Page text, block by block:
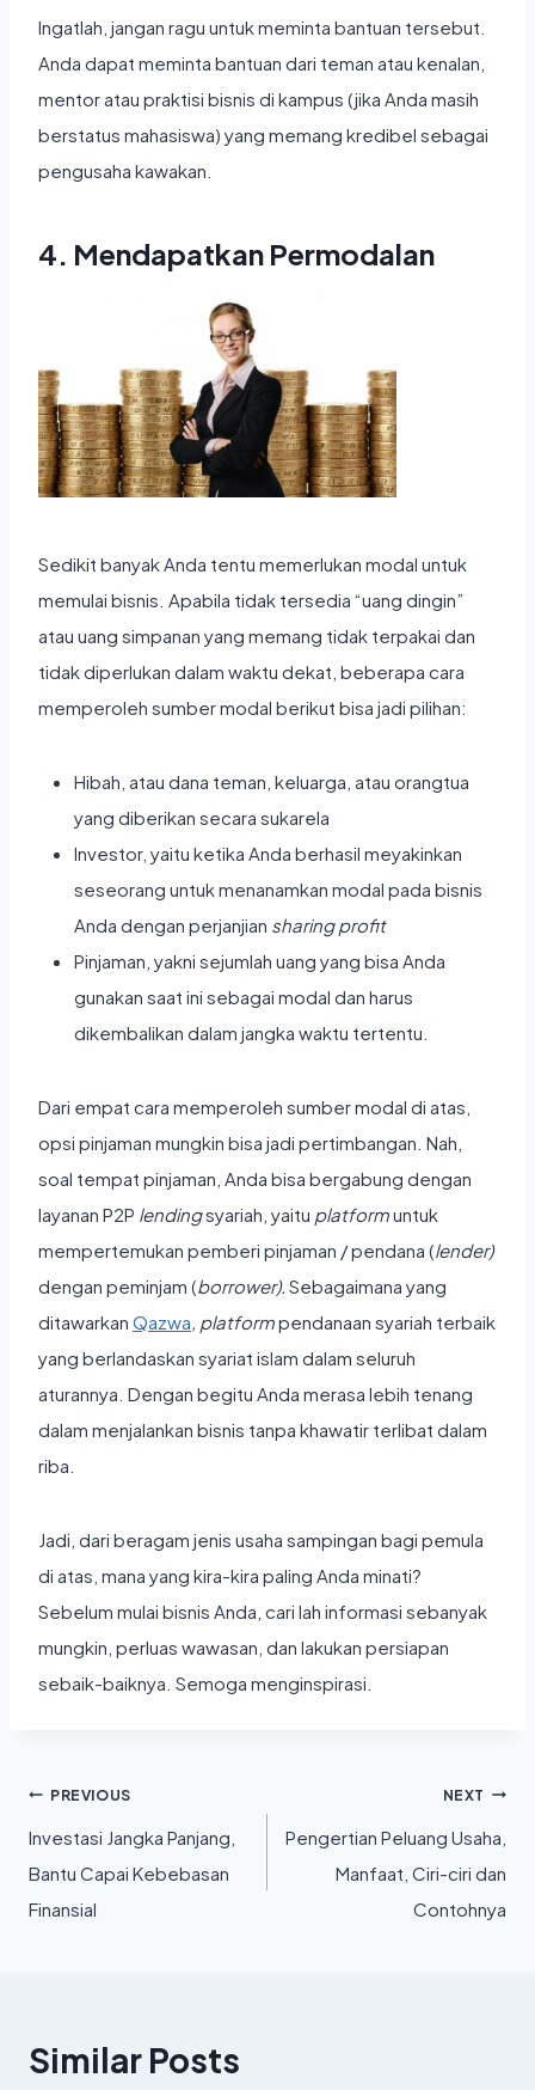
Ingatlah, jangan ragu untuk meminta bantuan tersebut.
Anda dapat meminta bantuan dari teman atau kenalan,
mentor atau praktisi bisnis di kampus (jika Anda masih
berstatus mahasiswa) yang memang kredibel sebagai
pengusaha kawakan.
4. Mendapatkan Permodalan
Sedikit banyak Anda tentu memerlukan modal untuk
memulai bisnis. Apabila tidak tersedia “uang dingin”
atau uang simpanan yang memang tidak terpakai dan
tidak diperlukan dalam waktu dekat, beberapa cara
memperoleh sumber modal berikut bisa jadi pilihan:
Hibah, atau dana teman, keluarga, atau orangtua
yang diberikan secara sukarela
Investor, yaitu ketika Anda berhasil meyakinkan
seseorang untuk menanamkan modal pada bisnis
Anda dengan perjanjian sharing profit
Pinjaman, yakni sejumlah uang yang bisa Anda
gunakan saat ini sebagai modal dan harus
dikembalikan dalam jangka waktu tertentu.
Dari empat cara memperoleh sumber modal di atas,
opsi pinjaman mungkin bisa jadi pertimbangan. Nah,
soal tempat pinjaman, Anda bisa bergabung dengan
layanan P2P lendingsyariah, yaitu platformuntuk
mempertemukan pemberi pinjaman / pendana (lender)
dengan peminjam (borrower). Sebagaimana yang
ditawarkan Qazwa, platformpendanaan syariah terbaik
yang berlandaskan syariat islam dalam seluruh
aturannya. Dengan begitu Anda merasa lebih tenang
dalam menjalankan bisnis tanpa khawatir terlibat dalam
riba.
Jadi, dari beragam jenis usaha sampingan bagi pemula
di atas, mana yang kira-kira paling Anda minati?
Sebelum mulai bisnis Anda, cari lah informasi sebanyak
mungkin, perluas wawasan, dan lakukan persiapan
sebaik-baiknya. Semoga menginspirasi.
Post
navigation
PREVIOUS
Investasi Jangka Panjang,
Bantu Capai Kebebasan
Finansial
NEXT
Pengertian Peluang Usaha,
Manfaat, Ciri-ciri dan
Contohnya
Similar Posts